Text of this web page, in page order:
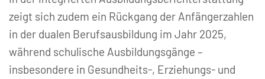
zeigt sich zudem ein Rückgang der Anfängerzahlen
in der dualen Berufsausbildung im Jahr 2025,
während schulische Ausbildungsgänge –
insbesondere in Gesundheits-, Erziehungs- und